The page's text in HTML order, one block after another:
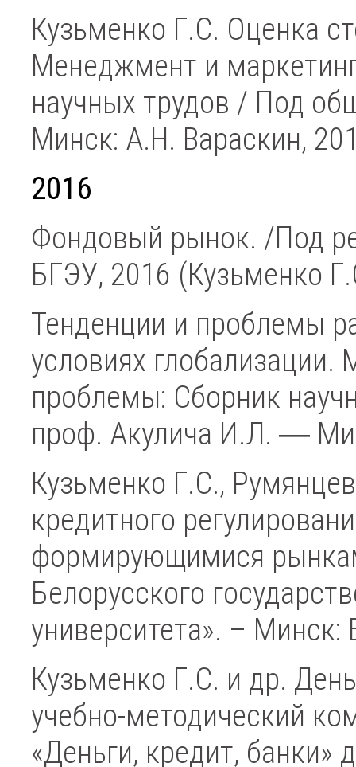
Кузьменко Г.С. Оценка
Менеджмент и
научных трудов / Под
Минск: А.Н. Вараскин,
2016
Фондовый рынок. /Под
БГЭУ, 2016 (Кузьменко
Тенденции и проблемы
условиях
проблемы: Сборник
проф. Акулича И.Л. ―
Кузьменко Г.С.,
кредитного
формирующимися
Белорусского
университета». –
Кузьменко Г.С. и др.
учебно-методический
«Деньги, кредит, банки»